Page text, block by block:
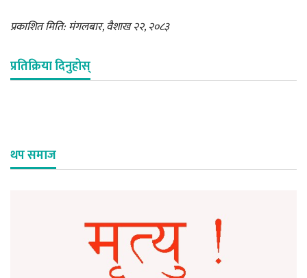
प्रकाशित मिति: मंगलबार, वैशाख २२, २०८३
प्रतिक्रिया दिनुहोस्
थप समाज